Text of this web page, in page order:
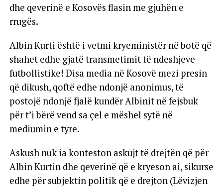
dhe qeverinë e Kosovës flasin me gjuhën e
rrugës.
Albin Kurti është i vetmi kryeministër në botë që
shahet edhe gjatë transmetimit të ndeshjeve
futbollistike! Disa media në Kosovë mezi presin
që dikush, qoftë edhe ndonjë anonimus, të
postojë ndonjë fjalë kundër Albinit në fejsbuk
për t’i bërë vend sa çel e mëshel sytë në
mediumin e tyre.
Askush nuk ia konteston askujt të drejtën që për
Albin Kurtin dhe qeverinë që e kryeson ai, sikurse
edhe për subjektin politik që e drejton (Lëvizjen